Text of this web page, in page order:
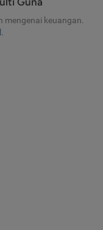
keuangan.
.